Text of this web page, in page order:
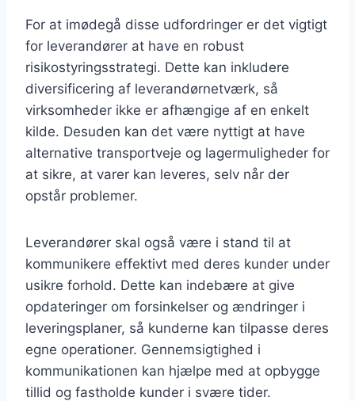
For at imødegå disse udfordringer er det vigtigt
for leverandører at have en robust
risikostyringsstrategi. Dette kan inkludere
diversificering af leverandørnetværk, så
virksomheder ikke er afhængige af en enkelt
kilde. Desuden kan det være nyttigt at have
alternative transportveje og lagermuligheder for
at sikre, at varer kan leveres, selv når der
opstår problemer.
Leverandører skal også være i stand til at
kommunikere effektivt med deres kunder under
usikre forhold. Dette kan indebære at give
opdateringer om forsinkelser og ændringer i
leveringsplaner, så kunderne kan tilpasse deres
egne operationer. Gennemsigtighed i
kommunikationen kan hjælpe med at opbygge
tillid og fastholde kunder i svære tider.